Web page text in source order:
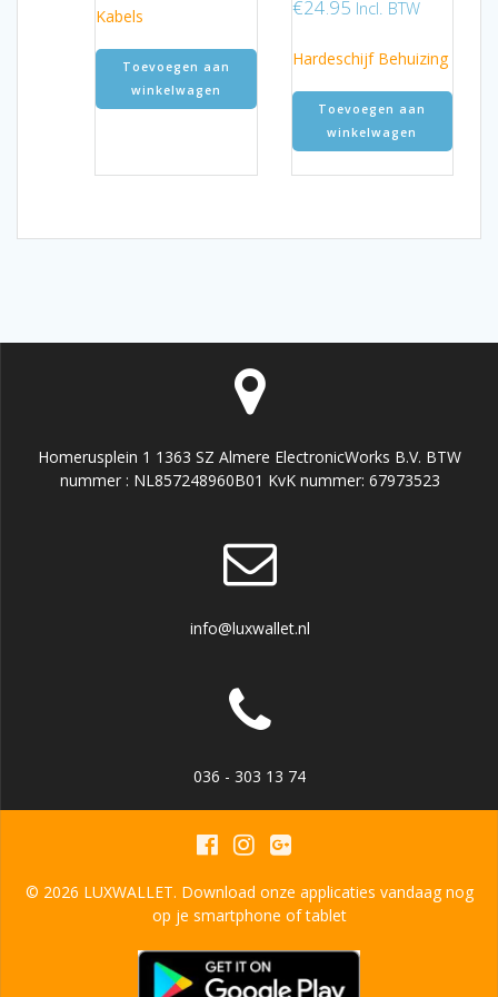
€20.95.
Kabels
Toevoegen aan
winkelwagen
€24.95 Incl. BTW
Hardeschijf Behuizing
Toevoegen aan
winkelwagen
Homerusplein 1 1363 SZ Almere ElectronicWorks B.V. BTW
nummer : NL857248960B01 KvK nummer: 67973523
info@luxwallet.nl
036 - 303 13 74
© 2026 LUXWALLET. Download onze applicaties vandaag nog
op je smartphone of tablet